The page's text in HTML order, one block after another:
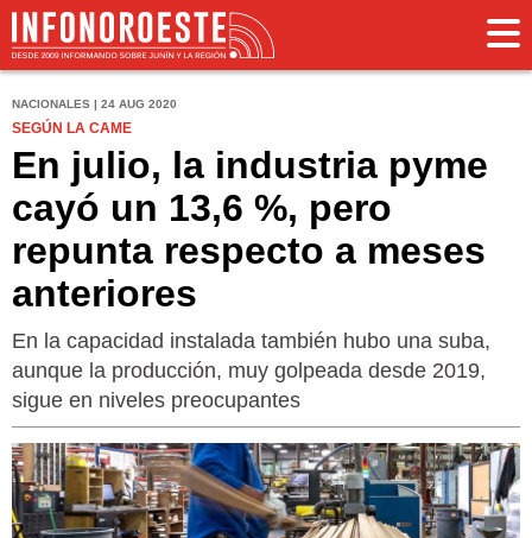
NACIONALES | 24 AUG 2020
SEGÚN LA CAME
En julio, la industria pyme
cayó un 13,6 %, pero
repunta respecto a meses
anteriores
En la capacidad instalada también hubo una suba,
aunque la producción, muy golpeada desde 2019,
sigue en niveles preocupantes